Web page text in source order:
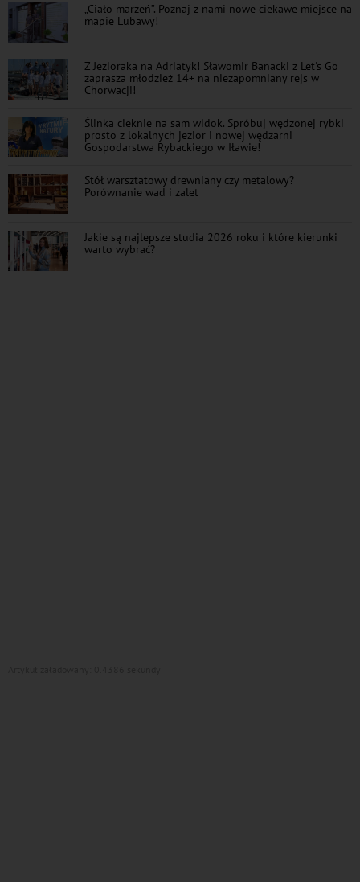
„Ciało marzeń”. Poznaj z nami nowe ciekawe miejsce na
mapie Lubawy!
Z Jezioraka na Adriatyk! Sławomir Banacki z Let's Go
zaprasza młodzież 14+ na niezapomniany rejs w
Chorwacji!
Ślinka cieknie na sam widok. Spróbuj wędzonej rybki
prosto z lokalnych jezior i nowej wędzarni
Gospodarstwa Rybackiego w Iławie!
Stół warsztatowy drewniany czy metalowy?
Porównanie wad i zalet
Jakie są najlepsze studia 2026 roku i które kierunki
warto wybrać?